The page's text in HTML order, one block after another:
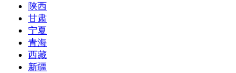
陕西
甘肃
宁夏
青海
西藏
新疆